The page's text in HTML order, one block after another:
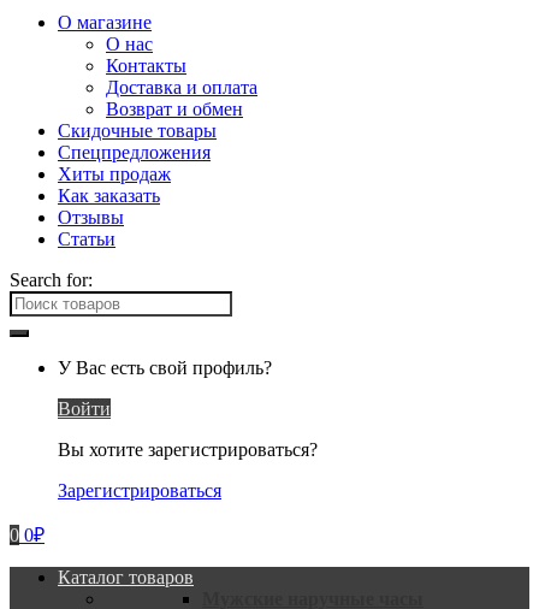
О магазине
О нас
Контакты
Доставка и оплата
Возврат и обмен
Скидочные товары
Спецпредложения
Хиты продаж
Как заказать
Отзывы
Статьи
Search for:
У Вас есть свой профиль?
Войти
Вы хотите зарегистрироваться?
Зарегистрироваться
0 0₽
Каталог товаров